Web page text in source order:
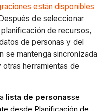
están disponibles
de seleccionar
de recursos,
de personas y del
se mantenga sincronizada
herramientas de
lista de personasse
desde Planificación de